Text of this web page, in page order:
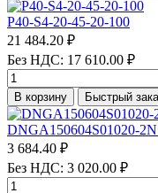
P40-S4-20-45-20-100
21 484.20 ₽
Без НДС: 17 610.00 ₽
В корзину Быстрый
DNGA150604S01020-
3 684.40 ₽
Без НДС: 3 020.00 ₽